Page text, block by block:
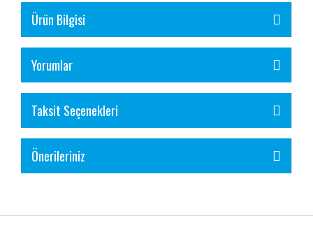
Ürün Bilgisi
Yorumlar
Taksit Seçenekleri
Önerileriniz